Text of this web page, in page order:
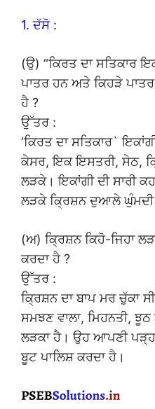
1. ਦੱਸੋ :
(ਉ) “ਕਿਰਤ ਦਾ ਸਤਿਕਾਰ
ਪਾਤਰ ਹਨ ਅਤੇ ਕਿਹੜੇ
ਹੈ ?
ਉੱਤਰ :
‘ਕਿਰਤ ਦਾ ਸਤਿਕਾਰ`
ਕੇਸਰ, ਇਕ ਇਸਤਰੀ, ਸੇਠ,
ਲੜਕੇ। ਇਕਾਂਗੀ ਦੀ ਸਾਰੀ
ਲੜਕੇ ਕ੍ਰਿਸ਼ਨ ਦੁਆਲੇ ਘੁੰਮਦੀ
(ਅ) ਕ੍ਰਿਸ਼ਨ ਕਿਹੋ-ਜਿਹਾ
ਕਰਦਾ ਹੈ ?
ਉੱਤਰ :
ਕ੍ਰਿਸ਼ਨ ਦਾ ਬਾਪ ਮਰ ਚੁੱਕਾ
ਸਮਝਣ ਵਾਲਾ, ਮਿਹਨਤੀ,
ਲੜਕਾ ਹੈ। ਉਹ ਆਪਣੀ
ਬੂਟ ਪਾਲਿਸ਼ ਕਰਦਾ ਹੈ।